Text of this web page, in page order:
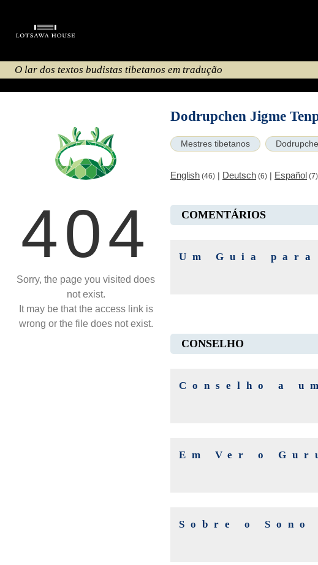
O lar dos textos budistas tibetanos em tradução
404
Sorry, the page you visited does
not exist.
It may be that the access link is
wrong or the file does not exist.
Dodrupchen Jigme
Mestres tibetanos
English (46) | Deutsch (6) | Español (7)
COMENTÁRIOS
Um Guia
CONSELHO
Conselho a
Em Ver o
Sobre o Sono